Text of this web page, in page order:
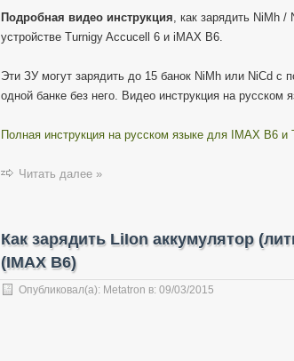
Подробная видео инструкция, как зарядить NiMh
устройстве Turnigy Accucell 6 и iMAX B6.
Эти ЗУ могут зарядить до 15 банок NiMh или NiCd
одной банке без него. Видео инструкция на русском
Полная инструкция на русском языке для IMAX B6
Читать далее »
Как зарядить LiIon аккумулятор
(IMAX B6)
Опубликовал(а): Metatron в: 09/03/2015